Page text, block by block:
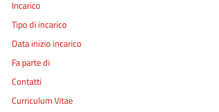
Incarico
Tipo di incarico
Data inizio incarico
Fa parte di
Contatti
Curriculum Vitae